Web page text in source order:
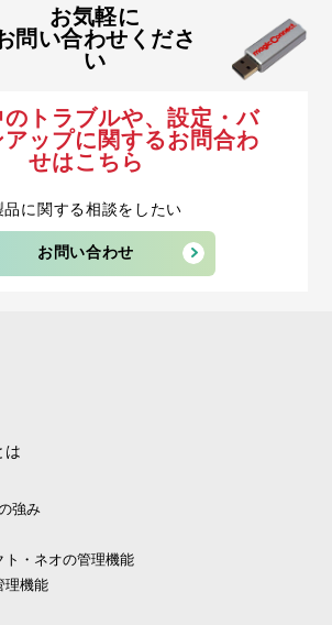
お気軽に
問い合わせくださ
い
のトラブルや、設定・バ
ップに関するお問合わ
せはこちら
品に関する相談をしたい
お問い合わせ
は
強み
ト・ネオの管理機能
理機能